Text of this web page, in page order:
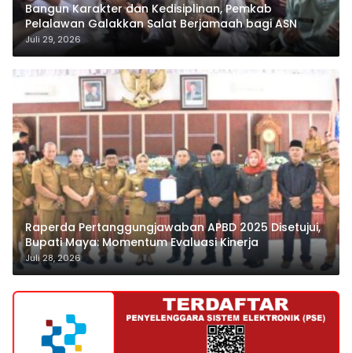
Bangun Karakter dan Kedisiplinan, Pemkab
Pelalawan Galakkan Salat Berjamaah bagi ASN
Juli 29, 2026
Raperda Pertanggungjawaban APBD 2025 Disetujui,
Bupati Maya: Momentum Evaluasi Kinerja
Juli 28, 2026